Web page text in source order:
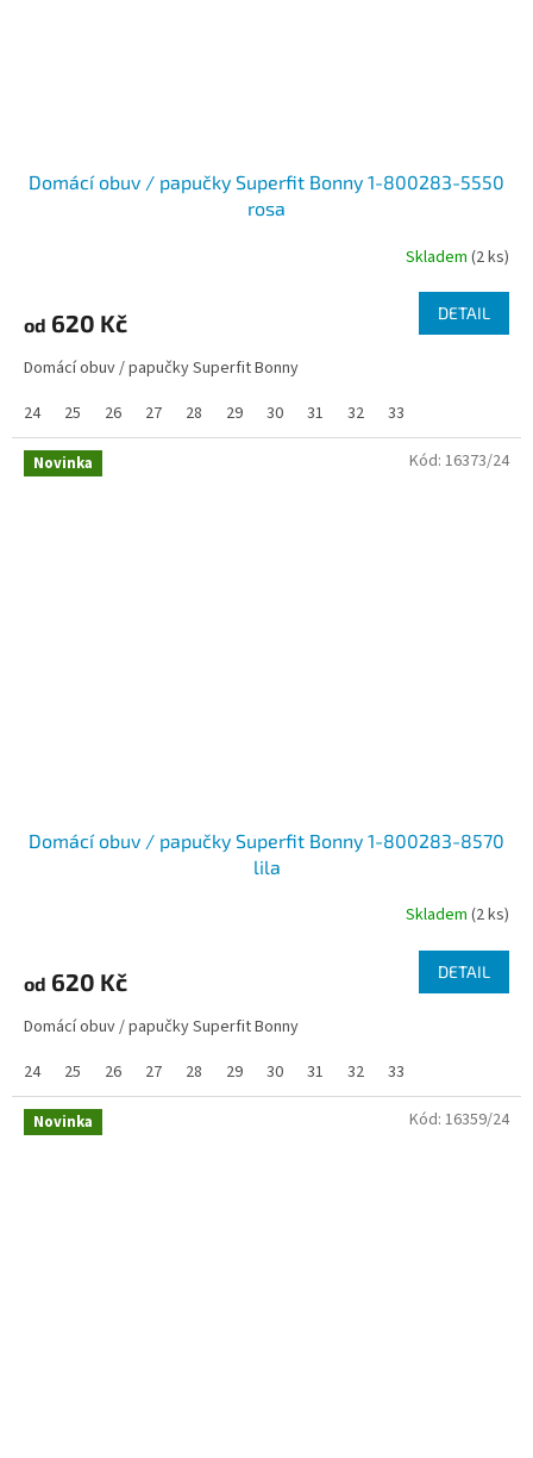
Domácí obuv / papučky Superfit Bonny 1-800283-5550
rosa
Skladem (2 ks)
od 620 Kč DETAIL
Domácí obuv / papučky Superfit Bonny
24
25 26 27 28 29 30 31 32 33
Novinka
Domácí obuv / papučky Superfit Bonny 1-800283-8570
lila
Skladem (2 ks)
od 620 Kč DETAIL
Domácí obuv / papučky Superfit Bonny
24
25 26 27 28 29 30 31 32 33
Kód: 16373/24
Novinka Kód: 16359/24